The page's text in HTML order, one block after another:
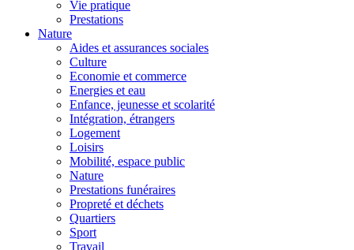
Vie pratique
Prestations
Nature
Aides et assurances sociales
Culture
Economie et commerce
Energies et eau
Enfance, jeunesse et scolarité
Intégration, étrangers
Logement
Loisirs
Mobilité, espace public
Nature
Prestations funéraires
Propreté et déchets
Quartiers
Sport
Travail